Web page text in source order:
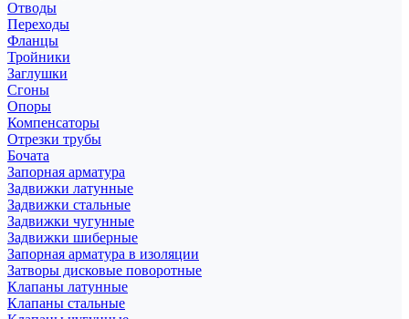
Отводы
Переходы
Фланцы
Тройники
Заглушки
Сгоны
Опоры
Компенсаторы
Отрезки трубы
Бочата
Запорная арматура
Задвижки латунные
Задвижки стальные
Задвижки чугунные
Задвижки шиберные
Запорная арматура в изоляции
Затворы дисковые поворотные
Клапаны латунные
Клапаны стальные